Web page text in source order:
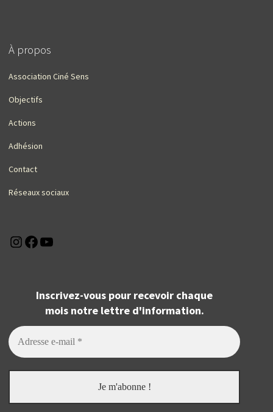
À propos
Association Ciné Sens
Objectifs
Actions
Adhésion
Contact
Réseaux sociaux
Instagram
Facebook
Inscrivez-vous pour recevoir chaque
mois notre lettre d'information.